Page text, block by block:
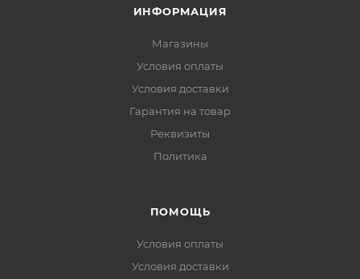
ИНФОРМАЦИЯ
Магазины
Условия оплаты
Условия доставки
Гарантия на товар
Реквизиты
Политика
ПОМОЩЬ
Условия оплаты
Условия доставки